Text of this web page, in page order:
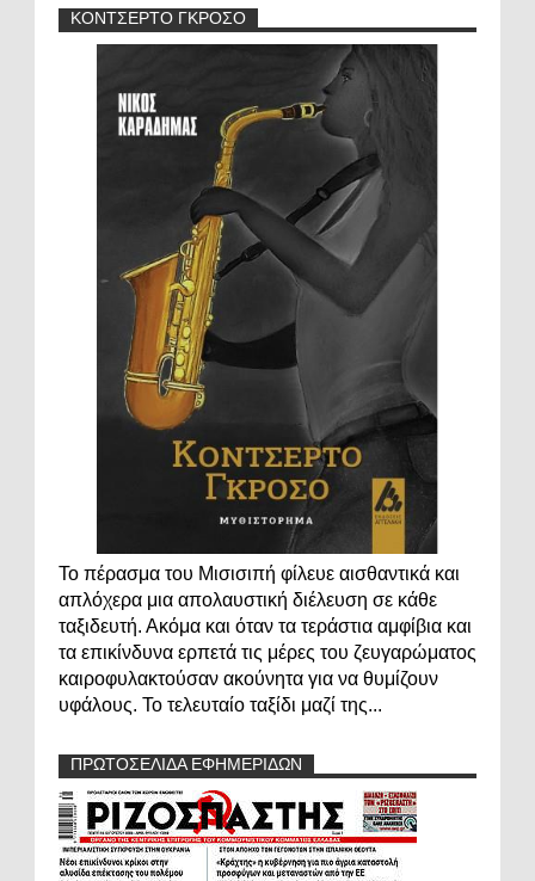
ΚΟΝΤΣΕΡΤΟ ΓΚΡΟΣΟ
Το πέρασμα του Μισισιπή φίλευε αισθαντικά και
απλόχερα μια απολαυστική διέλευση σε κάθε
ταξιδευτή. Ακόμα και όταν τα τεράστια αμφίβια και
τα επικίνδυνα ερπετά τις μέρες του ζευγαρώματος
καιροφυλακτούσαν ακούνητα για να θυμίζουν
υφάλους. Το τελευταίο ταξίδι μαζί της...
ΠΡΩΤΟΣΕΛΙΔΑ ΕΦΗΜΕΡΙΔΩΝ